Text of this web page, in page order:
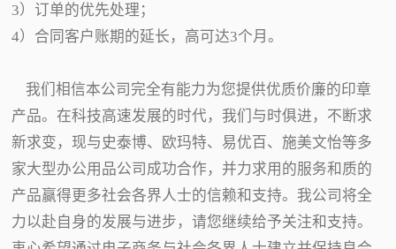
3）订单的优先处理；
4）合同客户账期的延长，高可达3个月。
我们相信本公司完全有能力为您提供优质价廉的印章
产品。在科技高速发展的时代，我们与时俱进，不断求
新求变，现与史泰博、欧玛特、易优百、施美文怡等多
家大型办公用品公司成功合作，并力求用的服务和质的
产品赢得更多社会各界人士的信赖和支持。我公司将全
力以赴自身的发展与进步，请您继续给予关注和支持。